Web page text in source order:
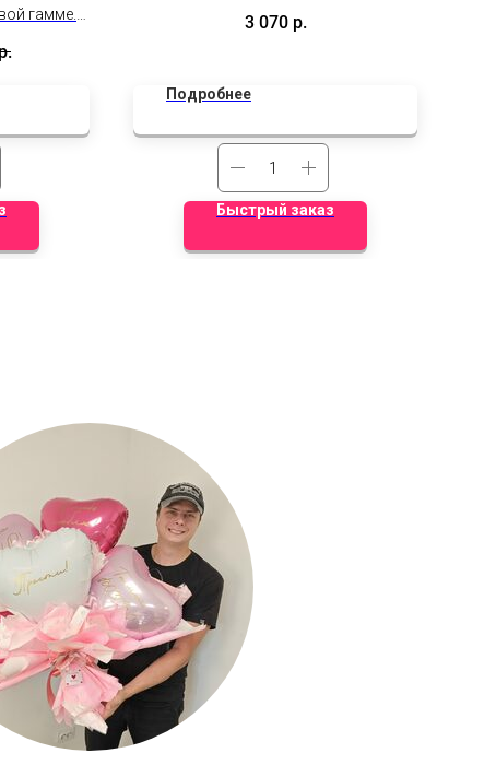
гамме.
не
3 070 р.
Подробнее
Быстрый заказ